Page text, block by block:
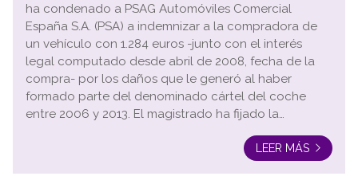
ha condenado a PSAG Automóviles Comercial
España S.A. (PSA) a indemnizar a la compradora de
un vehículo con 1.284 euros -junto con el interés
legal computado desde abril de 2008, fecha de la
compra- por los daños que le generó al haber
formado parte del denominado cártel del coche
entre 2006 y 2013. El magistrado ha fijado la
demandante abonó por el turismo. El juez subraya
LEER MÁS